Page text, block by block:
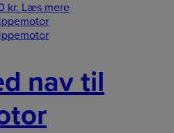
kr. Læs mere
nav til